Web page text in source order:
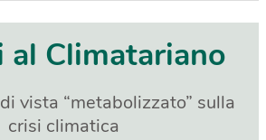
al Climatariano
vista “metabolizzato” sulla
crisi climatica